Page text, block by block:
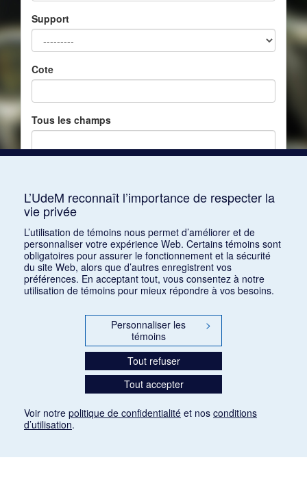
Support
Cote
Tous les champs
Classer par :auteur (a) |auteur (d)|date (a)|date (d)
(a) |titre (d)|ajout récent
L’UdeM reconnaît l’importance de respecter la
vie privée
L’utilisation de témoins nous permet d’améliorer et de
personnaliser votre expérience Web. Certains témoins sont
obligatoires pour assurer le fonctionnement et la sécurité
du site Web, alors que d’autres enregistrent vos
préférences. En acceptant tout, vous consentez à notre
utilisation de témoins pour mieux répondre à vos besoins.
Personnaliser les
témoins
>
Tout refuser
Tout accepter
Voir notre politique de confidentialité et nos conditions
d’utilisation.